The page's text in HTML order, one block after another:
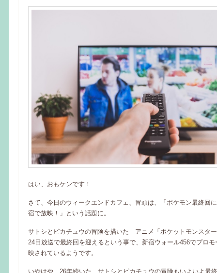
はい、おもケンです！
さて、今日のウィークエンドカフェ、冒頭は、「ポケモン最終回
宿で放映！」という話題に。
サトシとピカチュウの冒険を描いた アニメ「ポケットモンスタ
24日放送で最終回を迎えるという事で、新宿ウォール456でプロ
映されているようです。
いやはや、26年続いた、サトシとピカチュウの冒険もいよいよ最